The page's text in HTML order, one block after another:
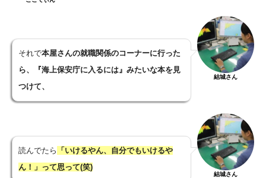
それで本屋さんの就職関係のコーナーに行った
ら、『海上保安庁に入るには』みたいな本を見
つけて、
結城さん
読んでたら 「いけるやん、自分でもいけるや
ん！」って思って(笑)
結城さん